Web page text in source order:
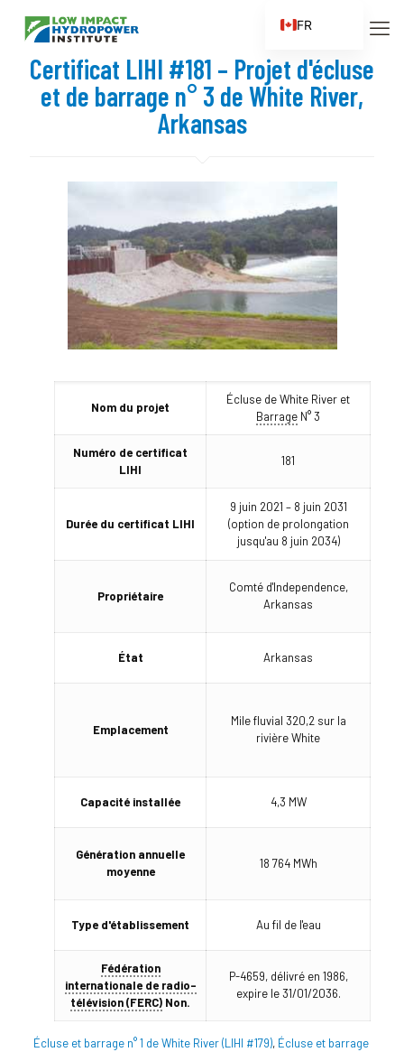
Certificat LIHI #181 – Projet d'écluse
et de barrage n° 3 de White River,
Arkansas
Nom du projet
Écluse de White River et
Barrage N° 3
Numéro de certificat
LIHI
181
Durée du certificat LIHI
9 juin 2021 – 8 juin 2031
(option de prolongation
jusqu'au 8 juin 2034)
Propriétaire
Comté d'Independence,
Arkansas
État Arkansas
Emplacement
Mile fluvial 320,2 sur la
rivière White
Capacité installée 4,3 MW
Génération annuelle
moyenne
18 764 MWh
Type d'établissement Au fil de l'eau
Fédération
internationale de radio-
télévision (FERC) Non.
P-4659, délivré en 1986,
expire le 31/01/2036.
Écluse et barrage n° 1 de White River (LIHI #179), Écluse et barrage
FR
ES